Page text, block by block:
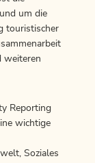
um die
touristischer
weiteren
Reporting
wichtige
Soziales